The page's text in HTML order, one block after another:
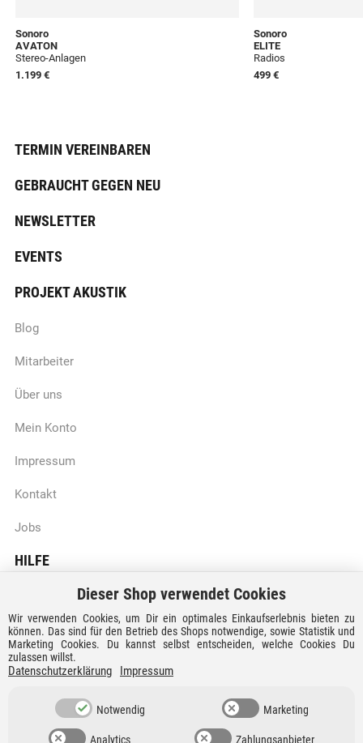
Sonoro
AVATON
Stereo-Anlagen
1.199 €
Sonoro
ELITE
Radios
499 €
TERMIN VEREINBAREN
GEBRAUCHT GEGEN NEU
NEWSLETTER
EVENTS
PROJEKT AKUSTIK
Blog
Mitarbeiter
Über uns
Mein Konto
Impressum
Kontakt
Jobs
HILFE
Batteriegesetzhinweise
Vertrag widerrufen
Versandkosten und Lieferzeiten
Zahlungsarten
Dieser Shop verwendet Cookies
Wir verwenden Cookies, um Dir ein optimales Einkaufserlebnis bieten zu
können. Das sind für den Betrieb des Shops notwendige, sowie Statistik und
Marketing Cookies. Du kannst selbst entscheiden, welche Cookies Du
zulassen willst.
Datenschutzerklärung Impressum
Notwendig Marketing
Analytics Zahlungsanbieter